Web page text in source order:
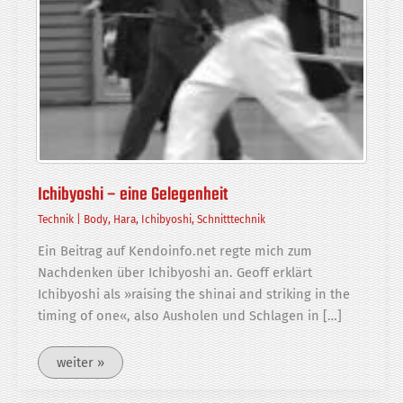
Ichibyoshi – eine Gelegenheit
Technik| Body,Hara, Ichibyoshi,Schnitttechnik
Ein Beitrag auf Kendoinfo.net regte mich zum
Nachdenken über Ichibyoshi an. Geoff erklärt
Ichibyoshi als »raising the shinai and striking in the
timing of one«, also Ausholen und Schlagen in […]
Ichibyoshi
–
eine
Gelegenheit
weiter »